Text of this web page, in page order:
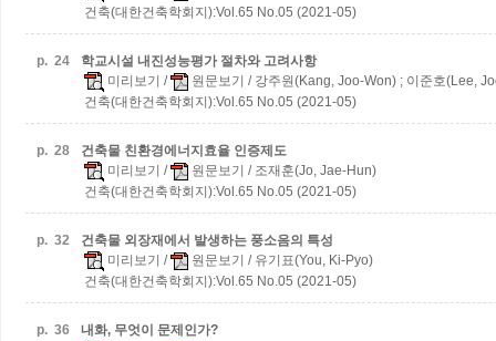
건축(대한건축학회지):Vol.65 No.05 (2021-05)
p. 24
학교시설 내진성능평가 절차와 고려사항
미리보기 / 원문보기 / 강주원(Kang, Joo-Won) ; 이준호(Lee,
건축(대한건축학회지):Vol.65 No.05 (2021-05)
p. 28
건축물 친환경에너지효율 인증제도
미리보기 / 원문보기 / 조재훈(Jo, Jae-Hun)
건축(대한건축학회지):Vol.65 No.05 (2021-05)
p. 32
건축물 외장재에서 발생하는 풍소음의 특성
미리보기 / 원문보기 / 유기표(You, Ki-Pyo)
건축(대한건축학회지):Vol.65 No.05 (2021-05)
p. 36
내화, 무엇이 문제인가?